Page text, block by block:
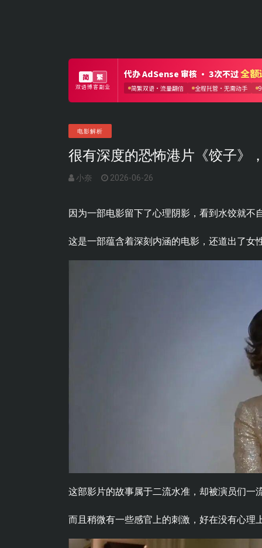
电影解析
很有深度的恐怖港片《饺子》
小奈 2026-06-26
因为一部电影留下了心理阴影，看到水饺就不
这是一部蕴含着深刻内涵的电影，还道出了女
这部影片的故事属于二流水准，却被演员们一
而且稍微有一些感官上的刺激，好在没有心理